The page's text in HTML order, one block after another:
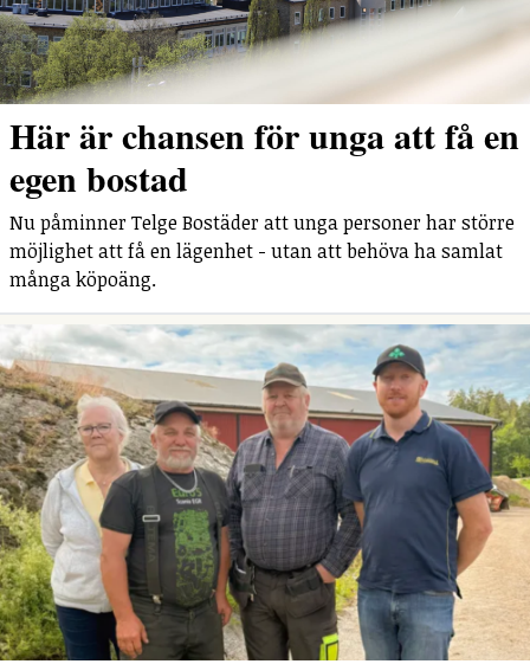
Här är chansen för unga att få en
egen bostad
Nu påminner Telge Bostäder att unga personer har större
möjlighet att få en lägenhet - utan att behöva ha samlat
många köpoäng.